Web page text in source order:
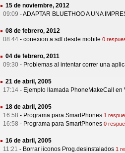
15 de noviembre, 2012
09:09 -ADAPTAR BLUETHOO A UNA
08 de febrero, 2012
08:44 - conexion a sdf desde mobile 0
04 de febrero, 2011
09:30 - Problemas al intentar correr una
21 de abril, 2005
17:14 - Ejemplo llamada PhoneMakeCall en
18 de abril, 2005
16:58 - Programa para SmartPhones 1
16:58 - Programa para SmartPhones 0
16 de abril, 2005
11:21 - Borrar iiconos Prog.desinstalados 1